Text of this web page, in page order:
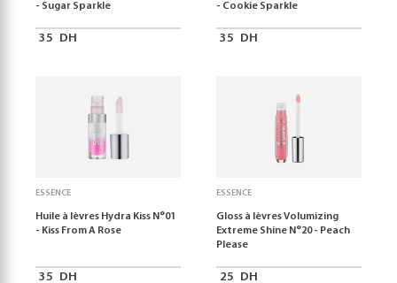
- Sugar Sparkle
35 DH
- Cookie Sparkle
35 DH
ESSENCE
Huile à lèvres Hydra Kiss N°01
- Kiss From A Rose
35 DH
ESSENCE
Gloss à lèvres Volumizing
Extreme Shine N°20 - Peach
Please
25 DH